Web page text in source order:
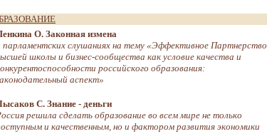
О. Законная измена
парламентских слушаниях на тему «Эффективное Партнерство
школы и бизнес-сообщества как условие качества и
российского образования:
аспект»
С. Знание - деньги
решила сделать образование во всем мире не только
и качественным, но и фактором развития экономики